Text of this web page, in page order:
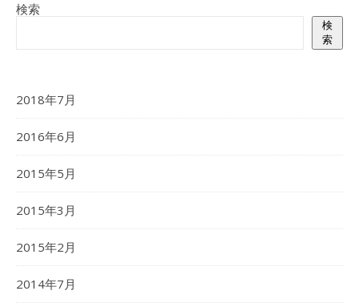
検索
検
索
2018年7月
2016年6月
2015年5月
2015年3月
2015年2月
2014年7月